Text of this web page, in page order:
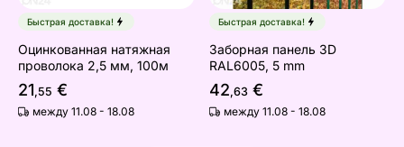
Быстрая доставка!
Оцинкованная натяжная
проволока 2,5 мм, 100м
21,55 €
между 11.08 - 18.08
Быстрая доставка!
Заборная панель 3D
RAL6005, 5 mm
42,63 €
между 11.08 - 18.08